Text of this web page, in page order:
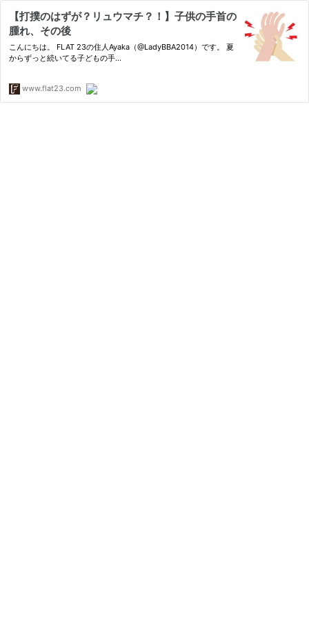
【打撲のはずが？リュウマチ？！】子供の手首の
腫れ、その後
こんにちは。 FLAT 23の住人Ayaka（@LadyBBA2014）です。 夏
からずっと続いてる子どもの手…
www.flat23.com